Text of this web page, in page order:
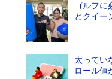
ゴルフに
とクイー
太ってい
ロール値